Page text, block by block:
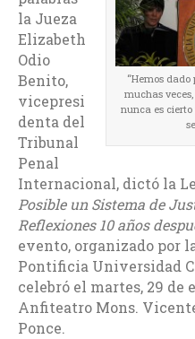
“Hemos
muchas
nunca es
la Jueza
Elizabeth
Odio
Benito,
vicepresi
denta del
Tribunal
Penal
Internacional, dictó la
Posible un Sistema de
Reflexiones 10 años
evento, organizado por
Pontificia Universidad
celebró el martes, 29 de
Anfiteatro Mons.
Ponce.